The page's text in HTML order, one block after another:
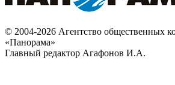
© 2004-2026 Агентство общественных
«Панорама»
Главный редактор Агафонов И.А.